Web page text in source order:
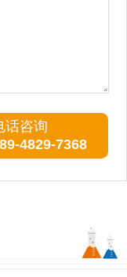
话咨询
4829-7368